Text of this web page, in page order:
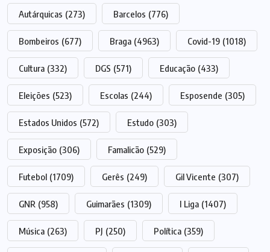
Autárquicas (273) Barcelos (776)
Bombeiros (677) Braga (4963) Covid-19 (1018)
Cultura (332) DGS (571) Educação (433)
Eleições (523) Escolas (244) Esposende (305)
Estados Unidos (572) Estudo (303)
Exposição (306) Famalicão (529)
Futebol (1709) Gerês (249) Gil Vicente (307)
GNR (958) Guimarães (1309) I Liga (1407)
Música (263) PJ (250) Política (359)